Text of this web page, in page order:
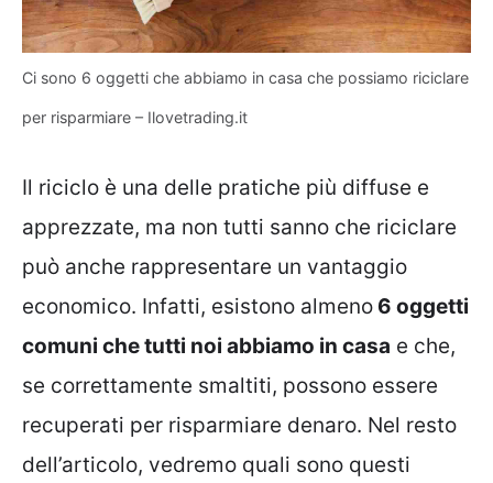
Ci sono 6 oggetti che abbiamo in casa che possiamo riciclare
per risparmiare – Ilovetrading.it
Il riciclo è una delle pratiche più diffuse e
apprezzate, ma non tutti sanno che riciclare
può anche rappresentare un vantaggio
economico. Infatti, esistono almeno 6 oggetti
comuni che tutti noi abbiamo in casa e che,
se correttamente smaltiti, possono essere
recuperati per risparmiare denaro. Nel resto
dell’articolo, vedremo quali sono questi